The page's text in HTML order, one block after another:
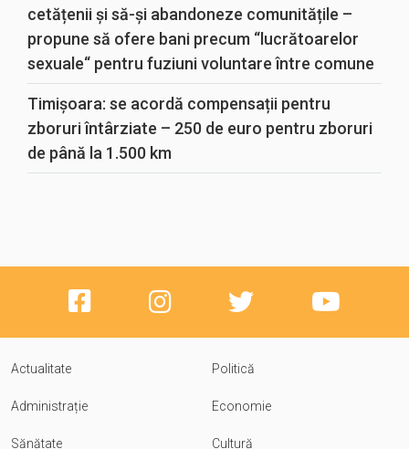
cetățenii și să-și abandoneze comunitățile –
propune să ofere bani precum “lucrătoarelor
sexuale“ pentru fuziuni voluntare între comune
Timișoara: se acordă compensații pentru
zboruri întârziate – 250 de euro pentru zboruri
de până la 1.500 km
Actualitate Politică
Administrație Economie
Sănătate Cultură